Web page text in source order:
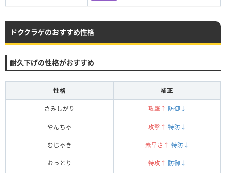
ドククラゲのおすすめ性格
耐久下げの性格がおすすめ
性格 補正
さみしがり 攻撃↑ 防御↓
やんちゃ 攻撃↑ 特防↓
むじゃき 素早さ↑ 特防↓
おっとり 特攻↑ 防御↓